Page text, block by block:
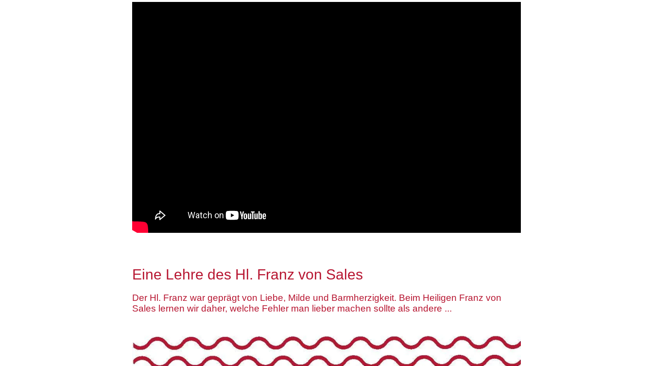
Eine Lehre des Hl. Franz von Sales
Der Hl. Franz war geprägt von Liebe, Milde und Barmherzigkeit. Beim Heiligen Franz von
Sales lernen wir daher, welche Fehler man lieber machen sollte als andere ...